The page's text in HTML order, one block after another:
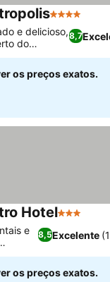
4 Estrelas
8,7
e delicioso,
do
os preços exatos.
Hotel3 Estrelas
8,5Excelente
e
os preços exatos.